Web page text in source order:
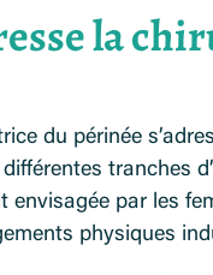
la
du périnée
tranches
envisagée par les
physiques